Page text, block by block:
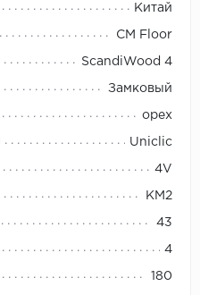
Китай
CM Floor
ScandiWood 4
Замковый
орех
Uniclic
4V
KM2
43
4
180